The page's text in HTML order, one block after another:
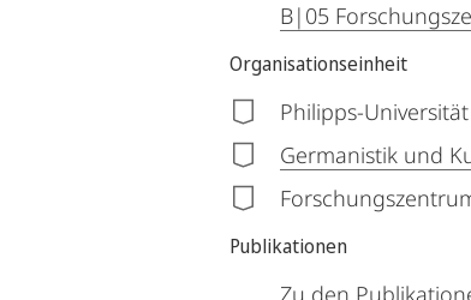
B|05
Organisationseinheit
Philipps-
Germanistik und
Publikationen
Zu den